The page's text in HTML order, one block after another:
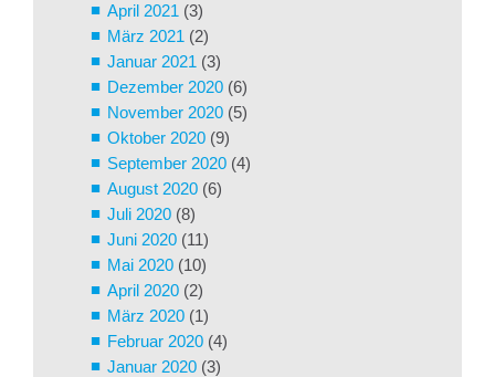
April 2021 (3)
März 2021 (2)
Januar 2021 (3)
Dezember 2020 (6)
November 2020 (5)
Oktober 2020 (9)
September 2020 (4)
August 2020 (6)
Juli 2020 (8)
Juni 2020 (11)
Mai 2020 (10)
April 2020 (2)
März 2020 (1)
Februar 2020 (4)
Januar 2020 (3)